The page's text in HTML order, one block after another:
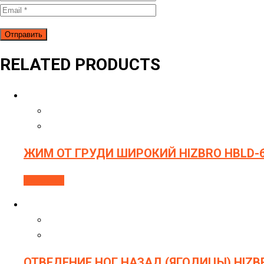
RELATED PRODUCTS
ЖИМ ОТ ГРУДИ ШИРОКИЙ HIZBRO HBLD-